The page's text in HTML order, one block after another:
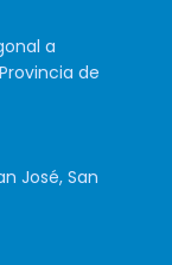
a
de
José, San